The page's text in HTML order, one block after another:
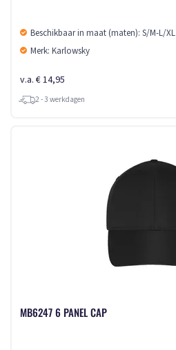
Beschikbaar in maat (maten): S/M-L/XL
Merk: Karlowsky
v.a. € 14,95
2 - 3 werkdagen
MB6247 6 PANEL CAP